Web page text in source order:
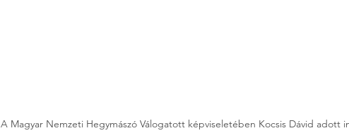
A Magyar Nemzeti Hegymászó Válogatott képviseletében Kocsis Dávid adott